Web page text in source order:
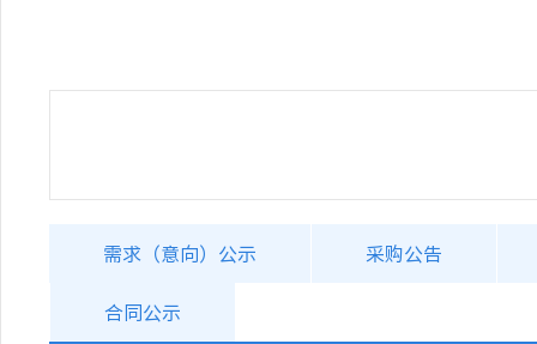
需求（意向）公示 采购公告
合同公示